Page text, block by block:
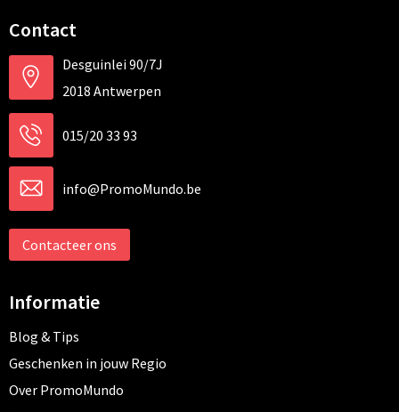
Contact
Desguinlei 90/7J
2018 Antwerpen
015/20 33 93
info@PromoMundo.be
Contacteer ons
Informatie
Blog & Tips
Geschenken in jouw Regio
Over PromoMundo